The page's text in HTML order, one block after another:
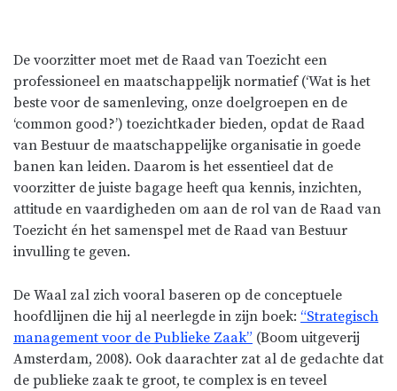
De voorzitter moet met de Raad van Toezicht een
professioneel en maatschappelijk normatief (‘Wat is het
beste voor de samenleving, onze doelgroepen en de
‘common good?’) toezichtkader bieden, opdat de Raad
van Bestuur de maatschappelijke organisatie in goede
banen kan leiden. Daarom is het essentieel dat de
voorzitter de juiste bagage heeft qua kennis, inzichten,
attitude en vaardigheden om aan de rol van de Raad van
Toezicht én het samenspel met de Raad van Bestuur
invulling te geven.
De Waal zal zich vooral baseren op de conceptuele
hoofdlijnen die hij al neerlegde in zijn boek: “Strategisch
management voor de Publieke Zaak” (Boom uitgeverij
Amsterdam, 2008). Ook daarachter zat al de gedachte dat
de publieke zaak te groot, te complex is en teveel